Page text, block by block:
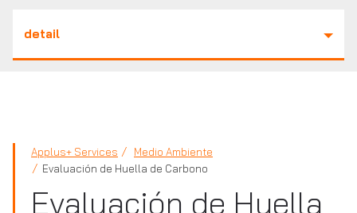
detail
Applus+ Services
Medio Ambiente
Evaluación de Huella de Carbono
Evaluación de Huella